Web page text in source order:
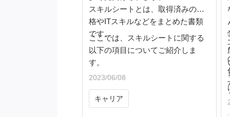
スキルシートとは、取得済みの資
格やITスキルなどをまとめた書類
です。
ここでは、スキルシートに関する
以下の項目についてご紹介しま
す。
2023/06/08
キャリア